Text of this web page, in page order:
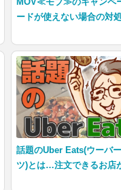
MOV≪モブ≫のキャンペ
ードが使えない場合の対
話題のUber Eats(ウーバ
ツ)とは…注文できるお店